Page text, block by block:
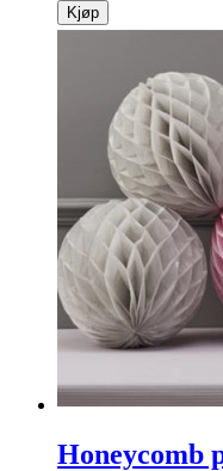
Kjøp
Honeycomb